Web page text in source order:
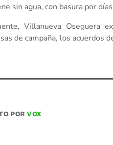
sin agua, con basura por
Villanueva Oseguera
de campaña, los acuerdos
PORVOX